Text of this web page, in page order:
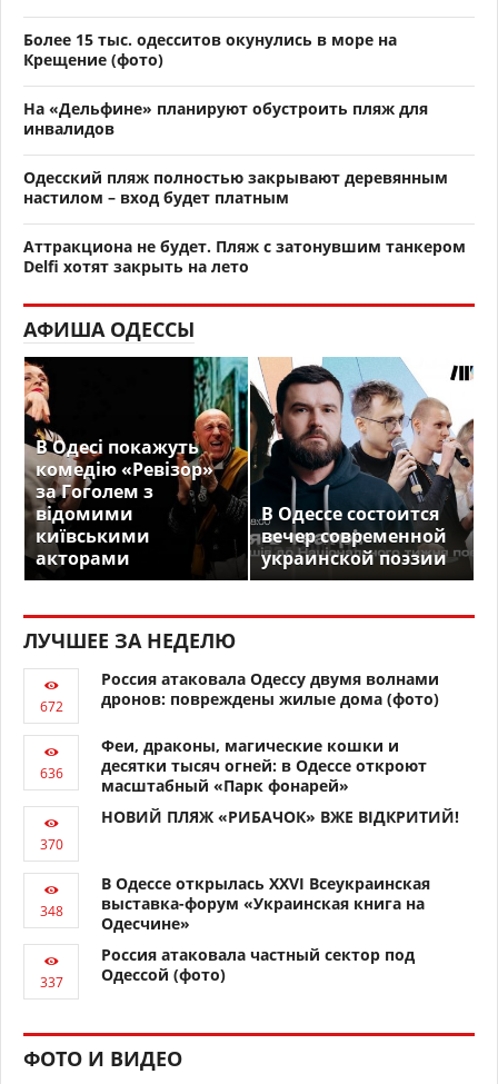
Более 15 тыс. одесситов окунулись в море на
Крещение (фото)
На «Дельфине» планируют обустроить пляж для
инвалидов
Одесский пляж полностью закрывают деревянным
настилом – вход будет платным
Аттракциона не будет. Пляж с затонувшим танкером
Delfi хотят закрыть на лето
АФИША ОДЕССЫ
В Одесі покажуть
комедію «Ревізор»
за Гоголем з
відомими
київськими
акторами
В Одессе состоится
вечер современной
украинской поэзии
ЛУЧШЕЕ ЗА НЕДЕЛЮ
Россия атаковала Одессу двумя волнами
дронов: повреждены жилые дома (фото)
Феи, драконы, магические кошки и
десятки тысяч огней: в Одессе откроют
масштабный «Парк фонарей»
НОВИЙ ПЛЯЖ «РИБАЧОК» ВЖЕ ВІДКРИТИЙ!
В Одессе открылась XXVI Всеукраинская
выставка-форум «Украинская книга на
Одесчине»
Россия атаковала частный сектор под
Одессой (фото)
ФОТО И ВИДЕО